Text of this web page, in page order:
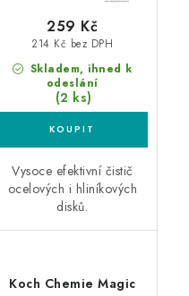
Skladem, ihned k
odeslání
(2 ks)
214 Kč bez DPH
259 Kč
Vysoce efektivní čistič
ocelových i hliníkových
disků.
Koch Chemie Magic